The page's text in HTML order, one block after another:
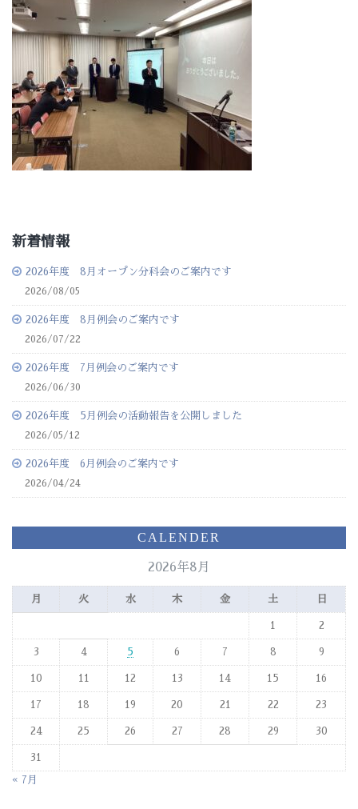
新着情報
2026年度 8月オープン分科会のご案内です
2026/08/05
2026年度 8月例会のご案内です
2026/07/22
2026年度 7月例会のご案内です
2026/06/30
2026年度 5月例会の活動報告を公開しました
2026/05/12
2026年度 6月例会のご案内です
2026/04/24
CALENDER
2026年8月
月 火 水 木 金 土 日
1 2
3 4 5 6 7 8 9
10 11 12 13 14 15 16
17 18 19 20 21 22 23
24 25 26 27 28 29 30
31
« 7月